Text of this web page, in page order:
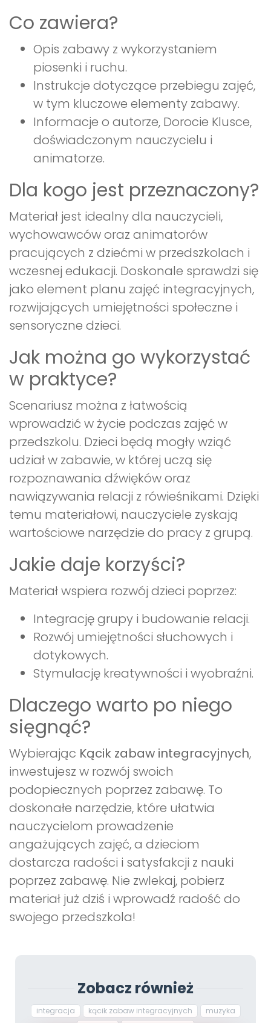
Co zawiera?
Opis zabawy z wykorzystaniem
piosenki i ruchu.
Instrukcje dotyczące przebiegu zajęć,
w tym kluczowe elementy zabawy.
Informacje o autorze, Dorocie Klusce,
doświadczonym nauczycielu i
animatorze.
Dla kogo jest przeznaczony?
Materiał jest idealny dla nauczycieli,
wychowawców oraz animatorów
pracujących z dziećmi w przedszkolach i
wczesnej edukacji. Doskonale sprawdzi się
jako element planu zajęć integracyjnych,
rozwijających umiejętności społeczne i
sensoryczne dzieci.
Jak można go wykorzystać
w praktyce?
Scenariusz można z łatwością
wprowadzić w życie podczas zajęć w
przedszkolu. Dzieci będą mogły wziąć
udział w zabawie, w której uczą się
rozpoznawania dźwięków oraz
nawiązywania relacji z rówieśnikami. Dzięki
temu materiałowi, nauczyciele zyskają
wartościowe narzędzie do pracy z grupą.
Jakie daje korzyści?
Materiał wspiera rozwój dzieci poprzez:
Integrację grupy i budowanie relacji.
Rozwój umiejętności słuchowych i
dotykowych.
Stymulację kreatywności i wyobraźni.
Dlaczego warto po niego
sięgnąć?
Wybierając Kącik zabaw integracyjnych,
inwestujesz w rozwój swoich
podopiecznych poprzez zabawę. To
doskonałe narzędzie, które ułatwia
nauczycielom prowadzenie
angażujących zajęć, a dzieciom
dostarcza radości i satysfakcji z nauki
poprzez zabawę. Nie zwlekaj, pobierz
materiał już dziś i wprowadź radość do
swojego przedszkola!
Zobacz również
integracja kącik zabaw integracyjnych
muzyka